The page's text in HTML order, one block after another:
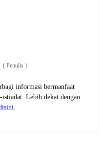
( Penulis )
informasi bermanfaat
istiadat. Lebih dekat dengan